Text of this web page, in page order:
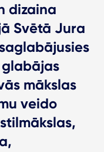
dizaina
Svētā Jura
glabājas
mākslas
veido